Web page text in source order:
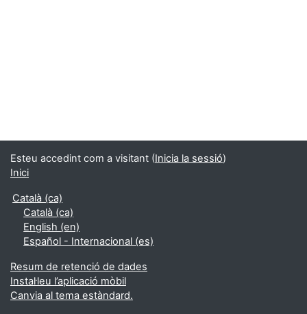
Esteu accedint com a visitant (Inicia la sessió)
Inici
Català ‎(ca)‎
Català ‎(ca)‎
English ‎(en)‎
Español - Internacional ‎(es)‎
Resum de retenció de dades
Instal·leu l’aplicació mòbil
Canvia al tema estàndard.